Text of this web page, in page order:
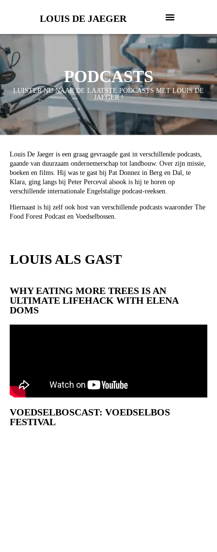
LOUIS DE JAEGER
PODCASTS
LUISTER NU NAAR DE LAATSTE PODCASTS MET LOUIS DE
JAEGER !
Louis De Jaeger is een graag gevraagde gast in verschillende podcasts,
gaande van duurzaam ondernemerschap tot landbouw. Over zijn missie,
boeken en films. Hij was te gast bij Pat Donnez in Berg en Dal, te
Klara, ging langs bij Peter Perceval alsook is hij te horen op
verschillende internationale Engelstalige podcast-reeksen.
Hiernaast is hij zelf ook host van verschillende podcasts waaronder The
Food Forest Podcast en Voedselbossen.
LOUIS ALS GAST
WHY EATING MORE TREES IS AN
ULTIMATE LIFEHACK WITH ELENA
DOMS
VOEDSELBOSCAST: VOEDSELBOS
FESTIVAL